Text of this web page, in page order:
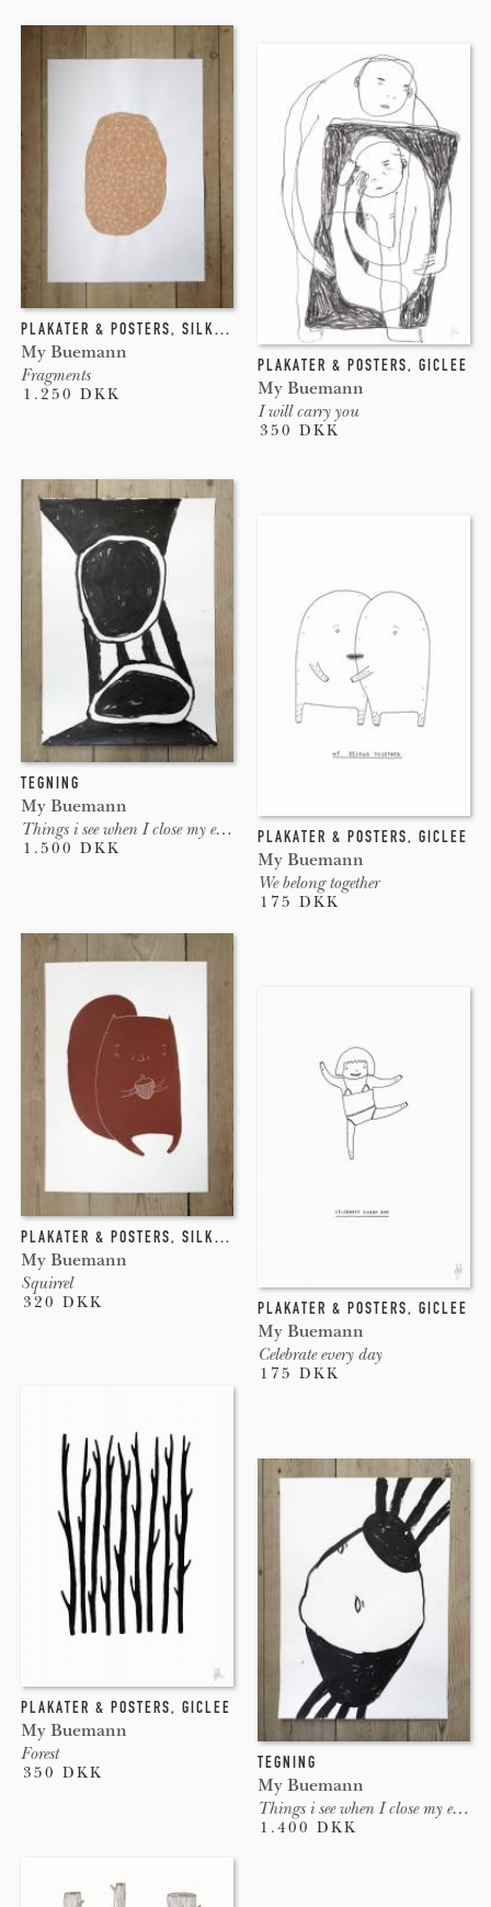
PLAKATER & POSTERS, SILKETRYK
My Buemann
Fragments
1.250 DKK
PLAKATER & POSTERS, GICLEE
My Buemann
I will carry you
350 DKK
TEGNING
My Buemann
Things i see when I close my eyes #7
1.500 DKK
PLAKATER & POSTERS, GICLEE
My Buemann
We belong together
175 DKK
PLAKATER & POSTERS, SILKETRYK
My Buemann
Squirrel
320 DKK PLAKATER & POSTERS, GICLEE
My Buemann
Celebrate every day
175 DKK
PLAKATER & POSTERS, GICLEE
My Buemann
Forest
350 DKK
TEGNING
My Buemann
Things i see when I close my eyes #3
1.400 DKK